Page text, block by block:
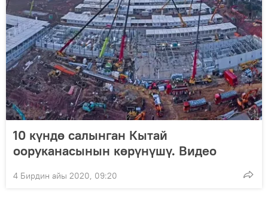
10 күндө салынган Кытай
ооруканасынын көрүнүшү. Видео
4 Бирдин айы 2020, 09:20